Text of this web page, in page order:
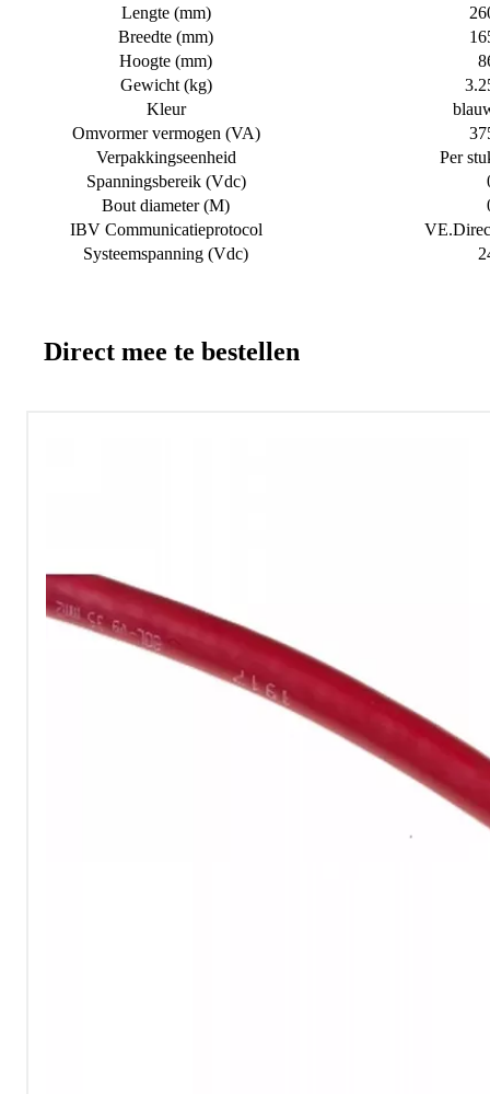
Lengte (mm)
Breedte (mm)
Hoogte (mm)
Gewicht (kg)
Kleur
Omvormer vermogen (VA)
Verpakkingseenheid
Per
Spanningsbereik (Vdc)
Bout diameter (M)
IBV Communicatieprotocol
Systeemspanning (Vdc)
Direct mee te bestellen